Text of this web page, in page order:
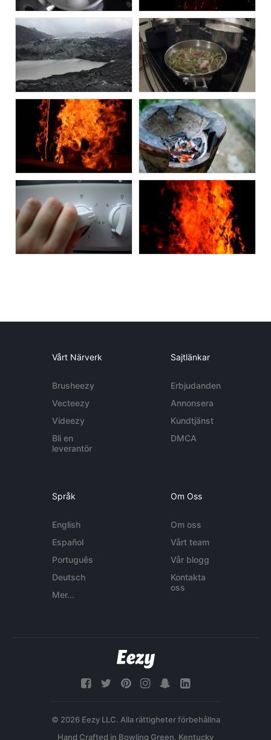
Vårt Närverk
Brusheezy
Vecteezy
Videezy
Bli en
leverantör
Sajtlänkar
Erbjudanden
Annonsera
Kundtjänst
DMCA
Språk
English
Español
Português
Deutsch
Mer...
Om Oss
Om oss
Vårt team
Vår blogg
Kontakta
oss
© 2026 Eezy LLC. Alla rättigheter förbehållna